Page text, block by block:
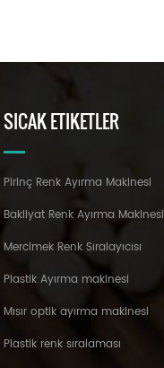
SICAK ETIKETLER
Pirinç Renk Ayırma Makinesi
Bakliyat Renk Ayırma Makinesi
Mercimek Renk Sıralayıcısı
Plastik Ayırma makinesi
Mısır optik ayırma makinesi
Plastik renk sıralaması